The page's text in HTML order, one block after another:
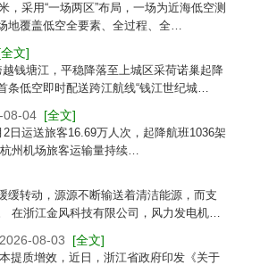
采用“一场两区”布局，一场为近海低空测
地覆盖低空全要素、全过程、全…
文]
钱塘江，平稳降落至上城区采荷诺巢起降
条低空即时配送跨江航线“钱江世纪城…
08-04 [全文]
日运送旅客16.69万人次，起降航班1036架
州机场旅客运输量持续…
缓转动，源源不断输送着清洁能源，而支
在浙江金风科技有限公司，风力发电机…
2026-08-03 [全文]
提质增效，近日，浙江省政府印发《关于